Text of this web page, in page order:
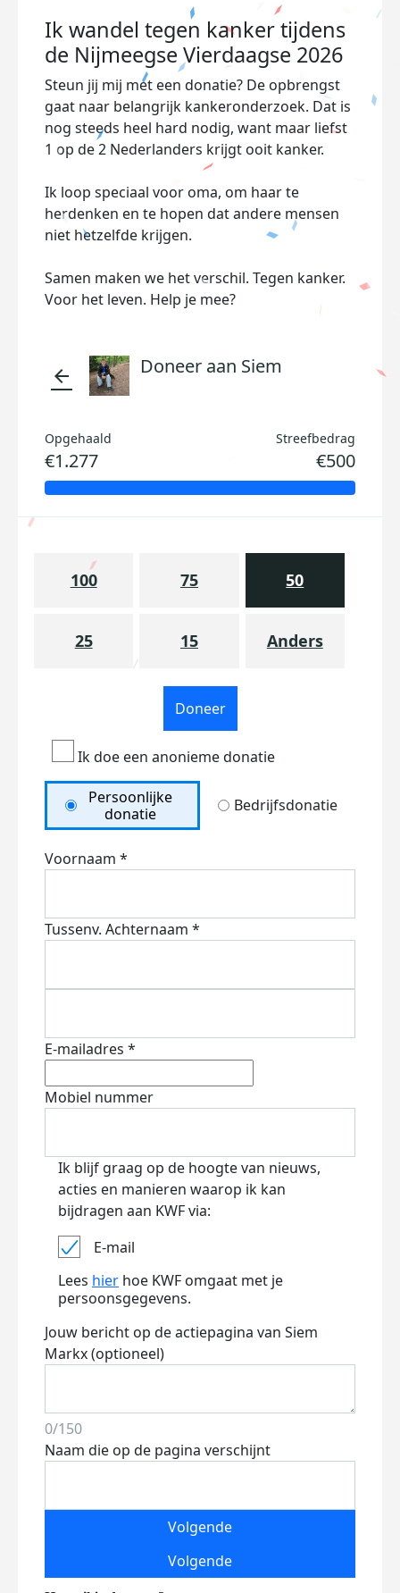
Ik wandel tegen kanker tijdens
de Nijmeegse Vierdaagse 2026
Steun jij mij met een donatie? De opbrengst
gaat naar belangrijk kankeronderzoek. Dat is
nog steeds heel hard nodig, want maar liefst
1 op de 2 Nederlanders krijgt ooit kanker.
Ik loop speciaal voor oma, om haar te
herdenken en te hopen dat andere mensen
niet hetzelfde krijgen.
Samen maken we het verschil. Tegen kanker.
Voor het leven. Help je mee?
arrow_back Doneer aan Siem
Opgehaald
€1.277
Streefbedrag
€500
100 75 50
25 15 Anders
Doneer
Ik doe een anonieme donatie
Persoonlijke
donatie
Bedrijfsdonatie
Voornaam *
Tussenv. Achternaam *
E-mailadres *
Mobiel nummer
Ik blijf graag op de hoogte van nieuws,
acties en manieren waarop ik kan
bijdragen aan KWF via:
E-mail
Lees hier hoe KWF omgaat met je
persoonsgegevens.
Jouw bericht op de actiepagina van Siem
Markx (optioneel)
0/150
Naam die op de pagina verschijnt
Volgende
Volgende